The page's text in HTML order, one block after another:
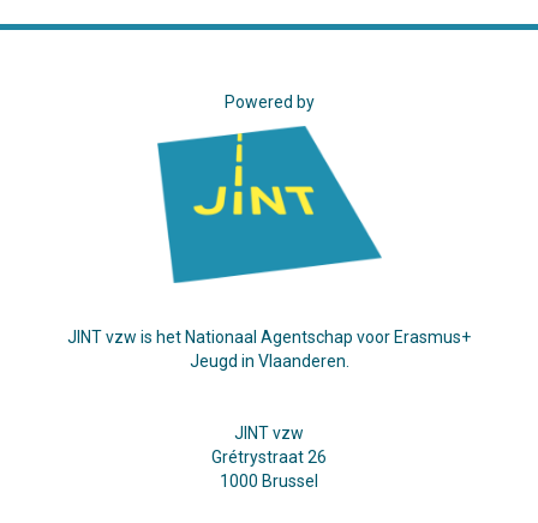
Powered by
JINT vzw is het Nationaal Agentschap voor Erasmus+
Jeugd in Vlaanderen.
JINT vzw
Grétrystraat 26
1000 Brussel